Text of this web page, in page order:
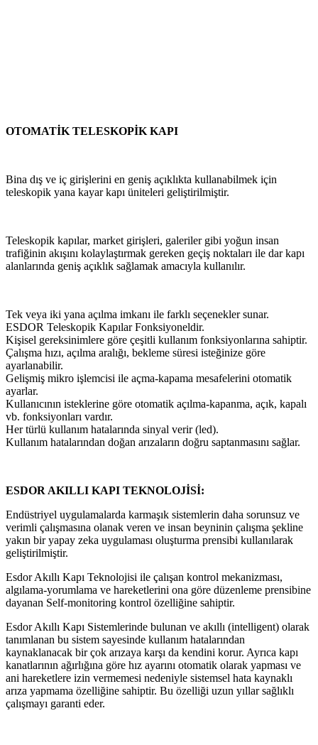
OTOMATİK TELESKOPİK KAPI
Bina dış ve iç girişlerini en geniş açıklıkta kullanabilmek için
teleskopik yana kayar kapı üniteleri geliştirilmiştir.
Teleskopik kapılar, market girişleri, galeriler gibi yoğun insan
trafiğinin akışını kolaylaştırmak gereken geçiş noktaları ile dar kapı
alanlarında geniş açıklık sağlamak amacıyla kullanılır.
Tek veya iki yana açılma imkanı ile farklı seçenekler sunar.
ESDOR Teleskopik Kapılar Fonksiyoneldir.
Kişisel gereksinimlere göre çeşitli kullanım fonksiyonlarına sahiptir.
Çalışma hızı, açılma aralığı, bekleme süresi isteğinize göre
ayarlanabilir.
Gelişmiş mikro işlemcisi ile açma-kapama mesafelerini otomatik
ayarlar.
Kullanıcının isteklerine göre otomatik açılma-kapanma, açık, kapalı
vb. fonksiyonları vardır.
Her türlü kullanım hatalarında sinyal verir (led).
Kullanım hatalarından doğan arızaların doğru saptanmasını sağlar.
ESDOR AKILLI KAPI TEKNOLOJİSİ:
Endüstriyel uygulamalarda karmaşık sistemlerin daha sorunsuz ve
verimli çalışmasına olanak veren ve insan beyninin çalışma şekline
yakın bir yapay zeka uygulaması oluşturma prensibi kullanılarak
geliştirilmiştir.
Esdor Akıllı Kapı Teknolojisi ile çalışan kontrol mekanizması,
algılama-yorumlama ve hareketlerini ona göre düzenleme prensibine
dayanan Self-monitoring kontrol özelliğine sahiptir.
Esdor Akıllı Kapı Sistemlerinde bulunan ve akıllı (intelligent) olarak
tanımlanan bu sistem sayesinde kullanım hatalarından
kaynaklanacak bir çok arızaya karşı da kendini korur. Ayrıca kapı
kanatlarının ağırlığına göre hız ayarını otomatik olarak yapması ve
ani hareketlere izin vermemesi nedeniyle sistemsel hata kaynaklı
arıza yapmama özelliğine sahiptir. Bu özelliği uzun yıllar sağlıklı
çalışmayı garanti eder.